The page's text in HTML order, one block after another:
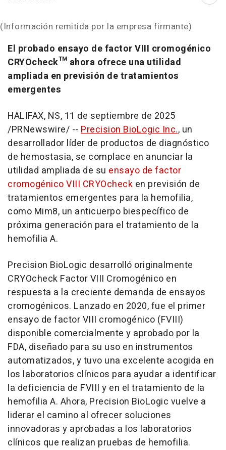
(Información remitida por la empresa firmante)
El probado ensayo de factor VIII cromogénico
CRYOcheck™ ahora ofrece una utilidad
ampliada en previsión de tratamientos
emergentes
HALIFAX, NS, 11 de septiembre de 2025
/PRNewswire/ -- Precision BioLogic Inc., un
desarrollador líder de productos de diagnóstico
de hemostasia, se complace en anunciar la
utilidad ampliada de su ensayo de factor
cromogénico VIII CRYOcheck en previsión de
tratamientos emergentes para la hemofilia,
como Mim8, un anticuerpo biespecífico de
próxima generación para el tratamiento de la
hemofilia A.
Precision BioLogic desarrolló originalmente
CRYOcheck Factor VIII Cromogénico en
respuesta a la creciente demanda de ensayos
cromogénicos. Lanzado en 2020, fue el primer
ensayo de factor VIII cromogénico (FVIII)
disponible comercialmente y aprobado por la
FDA, diseñado para su uso en instrumentos
automatizados, y tuvo una excelente acogida en
los laboratorios clínicos para ayudar a identificar
la deficiencia de FVIII y en el tratamiento de la
hemofilia A. Ahora, Precision BioLogic vuelve a
liderar el camino al ofrecer soluciones
innovadoras y aprobadas a los laboratorios
clínicos que realizan pruebas de hemofilia.